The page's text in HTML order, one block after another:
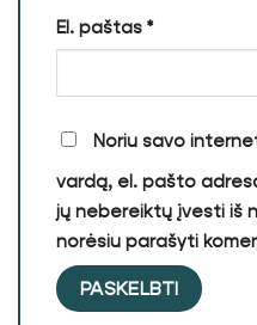
El. paštas *
Noriu savo
vardą, el. pašto
jų nebereiktų įvesti iš
norėsiu parašyti